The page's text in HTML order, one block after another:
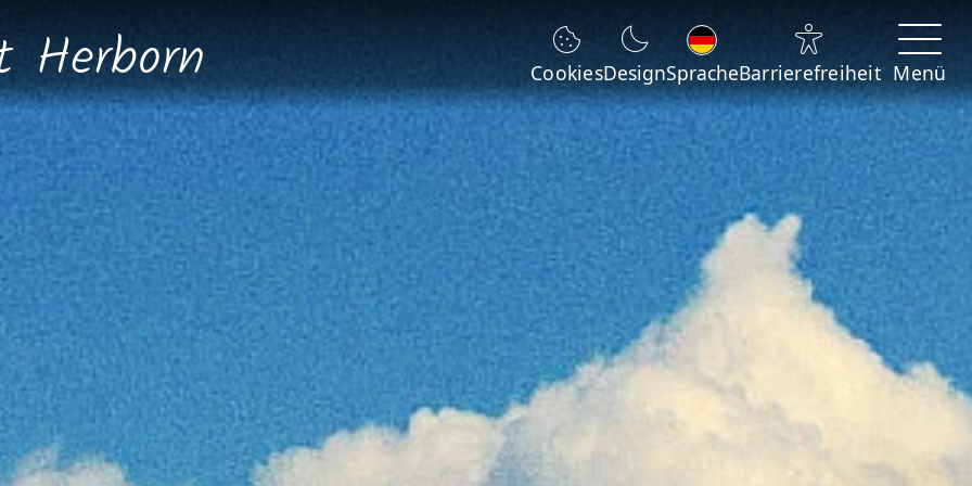
Herborn CookiesDesign
Sprache wechseln
SpracheBarrierefreiheit Menü